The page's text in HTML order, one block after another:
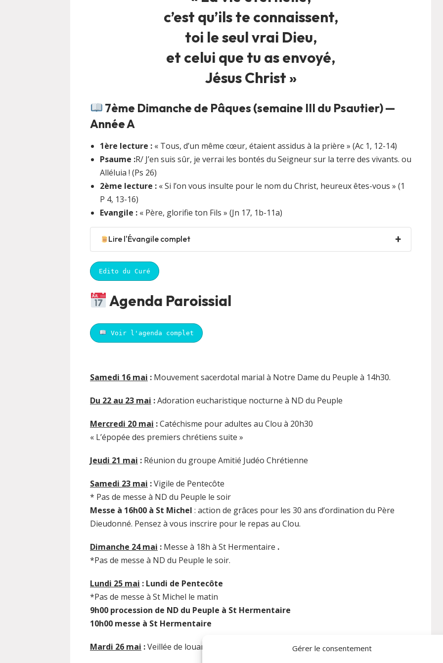
Gérer le consentement
c’est qu’ils te connaissent,
toi le seul vrai Dieu,
et celui que tu as envoyé,
Jésus Christ »
7ème Dimanche de Pâques (semaine III du Psautier) —
Année A
1ère lecture : « Tous, d’un même cœur, étaient assidus à la prière » (Ac 1, 12-14)
Psaume :R/ J’en suis sûr, je verrai les bontés du Seigneur sur la terre des vivants. ou
Alléluia ! (Ps 26)
2ème lecture : « Si l’on vous insulte pour le nom du Christ, heureux êtes-vous » (1
P 4, 13-16)
Evangile : « Père, glorifie ton Fils » (Jn 17, 1b-11a)
Lire l'Évangile complet
Edito du Curé
Agenda Paroissial
Voir l'agenda complet
Samedi 16 mai : Mouvement sacerdotal marial à Notre Dame du Peuple à 14h30.
Du 22 au 23 mai :Adoration eucharistique nocturne à ND du Peuple
Mercredi 20 mai :Catéchisme pour adultes au Clou à 20h30
« L’épopée des premiers chrétiens suite »
Jeudi 21 mai : Réunion du groupe Amitié Judéo Chrétienne
Samedi 23 mai :Vigile de Pentecôte
* Pas de messe à ND du Peuple le soir
Messe à 16h00 à St Michel : action de grâces pour les 30 ans d’ordination du Père
Dieudonné. Pensez à vous inscrire pour le repas au Clou.
Dimanche 24 mai : Messe à 18h à St Hermentaire .
*Pas de messe à ND du Peuple le soir.
Lundi 25 mai : Lundi de Pentecôte
*Pas de messe à St Michel le matin
9h00 procession de ND du Peuple à St Hermentaire
10h00 messe à St Hermentaire
Mardi 26 mai :Veillée de louanges de Pentecôte à l’église de la Sainte Famille à 20h30.